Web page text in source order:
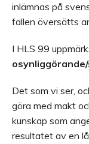
inlämnas på
fallen översätts
I HLS 99
Det som vi ser,
göra med makt
kunskap som
resultatet av en